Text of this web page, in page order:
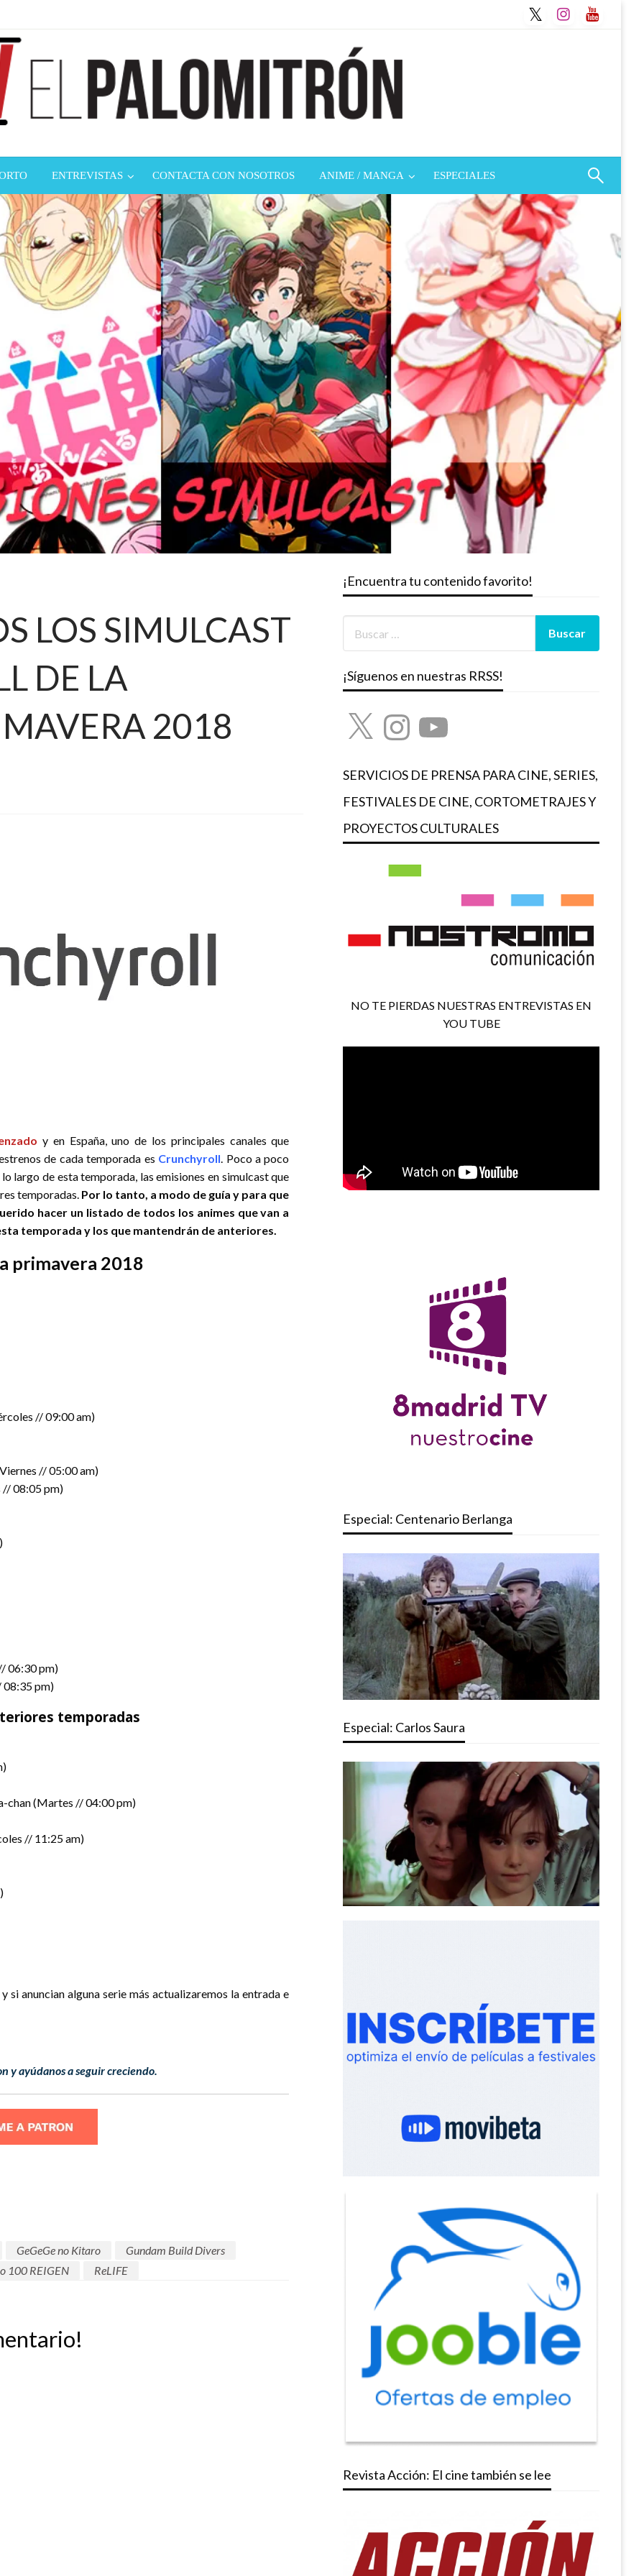
ENTREVISTAS CONTACTA CON NOSOTROS ANIME / MANGA ESPECIALES
LOS SIMULCAST
DE LA
2018
y en España, uno de los principales canales que
de cada temporada es Crunchyroll. Poco a poco
largo de esta temporada, las emisiones en simulcast que
temporadas. Por lo tanto, a modo de guía y para que
hacer un listado de todos los animes que van a
temporada y los que mantendrán de anteriores.
primavera 2018
// 09:00 am)
// 05:00 am)
// 08:05 pm)
06:30 pm)
08:35 pm)
temporadas
chan (Martes // 04:00 pm)
// 11:25 am)
anuncian alguna serie más actualizaremos la entrada e
y ayúdanos a seguir creciendo.
GeGeGe no Kitaro
Gundam Build Divers
100 REIGEN ReLIFE
¡Encuentra tu contenido favorito!
¡Síguenos en nuestras RRSS!
X InstagramYouTube
SERVICIOS DE PRENSA PARA CINE, SERIES,
FESTIVALES DE CINE, CORTOMETRAJES Y
PROYECTOS CULTURALES
NO TE PIERDAS NUESTRAS ENTREVISTAS EN
YOU TUBE
Especial: Centenario Berlanga
Especial: Carlos Saura
Revista Acción: El cine también se lee